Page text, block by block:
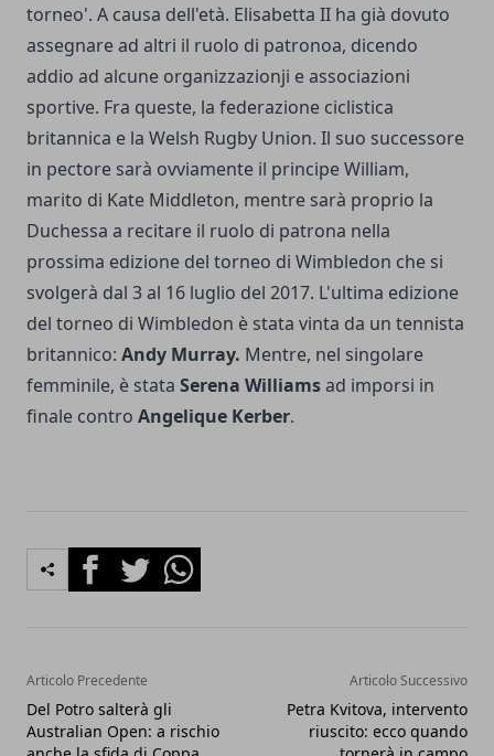
torneo'. A causa dell'età. Elisabetta II ha già dovuto
assegnare ad altri il ruolo di patronoa, dicendo
addio ad alcune organizzazionji e associazioni
sportive. Fra queste, la federazione ciclistica
britannica e la Welsh Rugby Union. Il suo successore
in pectore sarà ovviamente il principe William,
marito di Kate Middleton, mentre sarà proprio la
Duchessa a recitare il ruolo di patrona nella
prossima edizione del torneo di Wimbledon che si
svolgerà dal 3 al 16 luglio del 2017. L'ultima edizione
del torneo di Wimbledon è stata vinta da un tennista
britannico: Andy Murray. Mentre, nel singolare
femminile, è stata Serena Williamsad imporsi in
finale contro Angelique Kerber.
FacebookTwitterWhatsapp
Articolo Precedente
Del Potro salterà gli
Australian Open: a rischio
Articolo Successivo
Petra Kvitova, intervento
riuscito: ecco quando